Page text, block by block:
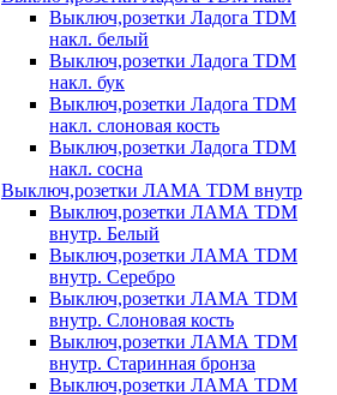
Выключ,розетки Ладога TDM
накл. белый
Выключ,розетки Ладога TDM
накл. бук
Выключ,розетки Ладога TDM
накл. слоновая кость
Выключ,розетки Ладога TDM
накл. сосна
Выключ,розетки ЛАМА TDM внутр
Выключ,розетки ЛАМА TDM
внутр. Белый
Выключ,розетки ЛАМА TDM
внутр. Серебро
Выключ,розетки ЛАМА TDM
внутр. Слоновая кость
Выключ,розетки ЛАМА TDM
внутр. Старинная бронза
Выключ,розетки ЛАМА TDM